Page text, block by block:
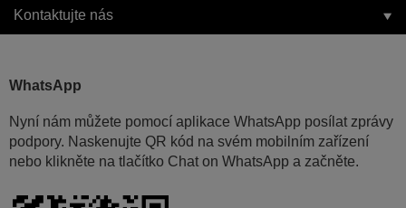
Kontaktujte nás
WhatsApp
Nyní nám můžete pomocí aplikace WhatsApp posílat zprávy
podpory. Naskenujte QR kód na svém mobilním zařízení
nebo klikněte na tlačítko Chat on WhatsApp a začněte.